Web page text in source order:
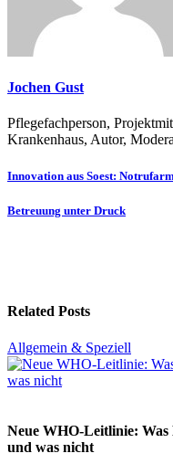
Jochen Gust
Pflegefachperson,
Krankenhaus, Autor,
Innovation aus Soest:
Betreuung unter Druck
Related Posts
Allgemein & Speziell
Neue WHO-Leitlinie: Was
und was nicht